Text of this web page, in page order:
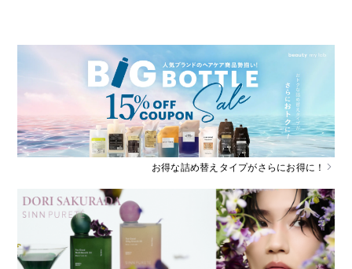
お得な詰め替えタイプがさらにお得に！